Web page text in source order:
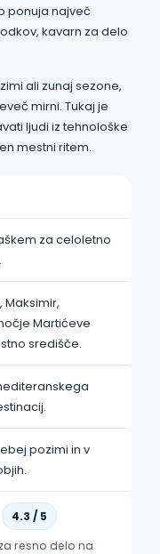
ponuja največ
kavarn za delo
ali zunaj sezone,
mirni. Tukaj je
ljudi iz tehnološke
mestni ritem.
za celoletno
Maksimir,
Martićeve
središče.
pozimi in v
4.3 / 5
resno delo na